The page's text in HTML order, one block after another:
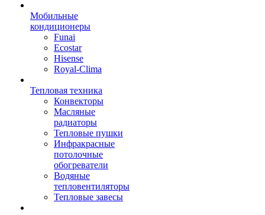
Мобильные
кондиционеры
Funai
Ecostar
Hisense
Royal-Clima
Тепловая техника
Конвекторы
Масляные
радиаторы
Тепловые пушки
Инфракрасные
потолочные
обогреватели
Водяные
тепловентиляторы
Тепловые завесы